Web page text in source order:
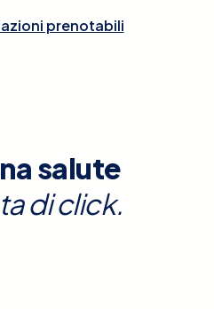
prenotabili
salute
di click.